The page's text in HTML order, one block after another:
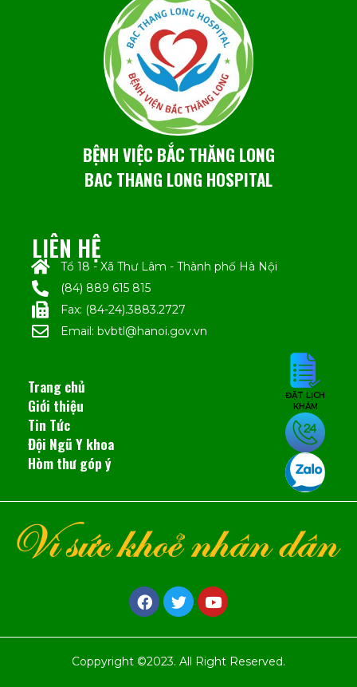
BỆNH VIỆC BẮC THĂNG LONG
BAC THANG LONG HOSPITAL
LIÊN HỆ
Tổ 18 - Xã Thư Lâm - Thành phố Hà Nội
(84) 889 615 815
Fax: (84-24).3883.2727
Email: bvbtl@hanoi.gov.vn
Trang chủ
Giới thiệu
Tin Tức
Đội Ngũ Y khoa
Hòm thư góp ý
Coppyright ©2023. All Right Reserved.
ĐẶT LỊCH
KHÁM